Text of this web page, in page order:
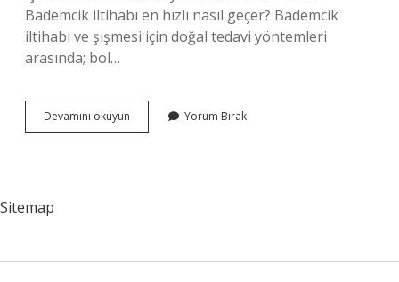
Bademcik iltihabı en hızlı nasıl geçer? Bademcik
iltihabı ve şişmesi için doğal tedavi yöntemleri
arasında; bol…
Devamını okuyun Bademcik
Enfeksiyon
Yorum Bırak
Sitemap